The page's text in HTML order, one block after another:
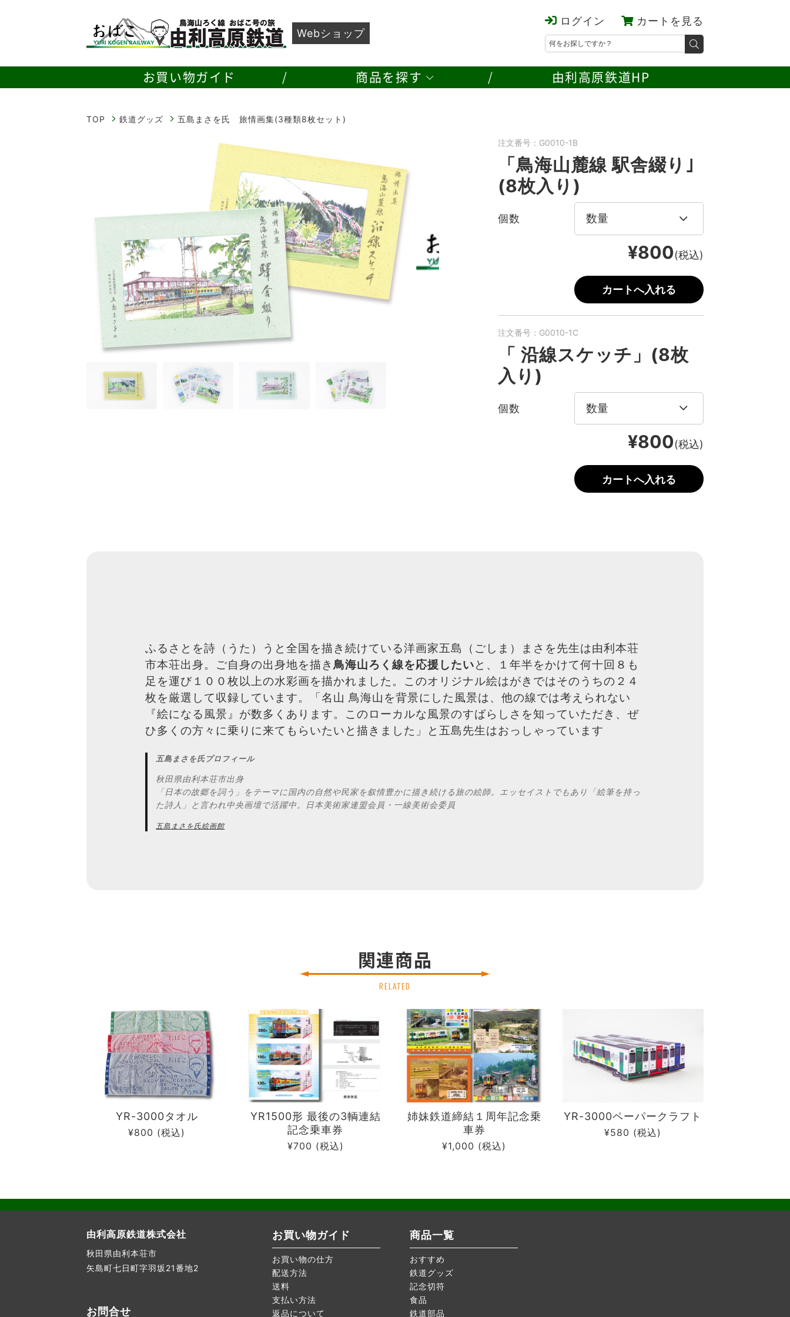
Webショップ
ログイン カートを見る
お買い物ガイド 商品を探す
カテゴリ別に探す
おすすめ
食品
額装写真 鉄道部品
由利高原鉄道HP
TOP 鉄道グッズ 五島まさを氏 旅情画集(3種類8枚セット)
注文番号：G0010-1B
「鳥海山麓線 駅舎綴り｣
(8枚入り)
個数
¥800(税込)
注文番号：G0010-1C
「 沿線スケッチ」(8枚
入り)
個数
¥800(税込)
ふるさとを詩（うた）うと全国を描き続けている洋画家五島（ごしま）まさを先生は由利本荘
市本荘出身。ご自身の出身地を描き 鳥海山ろく線を応援したいと、１年半をかけて何十回８も
足を運び１００枚以上の水彩画を描かれました。このオリジナル絵はがきではそのうちの２４
枚を厳選して収録しています。「名山 鳥海山を背景にした風景は、他の線では考えられない
『絵になる風景』が数多くあります。このローカルな風景のすばらしさを知っていただき、ぜ
ひ多くの方々に乗りに来てもらいたいと描きました」と五島先生はおっしゃっています
五島まさを氏プロフィール
秋田県由利本荘市出身
「日本の故郷を詞う」をテーマに国内の自然や民家を叙情豊かに描き続ける旅の絵師。エッセイストでもあり「絵筆を持っ
た詩人」と言われ中央画壇で活躍中。日本美術家連盟会員・一線美術会委員
五島まさを氏絵画館
関連商品
RELATED
YR-3000タオル
¥800 (税込)
YR1500形 最後の3輌連結
記念乗車券
¥700 (税込)
姉妹鉄道締結１周年記念乗
車券
¥1,000 (税込)
YR-3000ペーパークラフト
¥580 (税込)
由利高原鉄道株式会社
秋田県由利本荘市
矢島町七日町字羽坂21番地2
お問合せ
お買い物ガイド
お買い物の仕方
配送方法
送料
支払い方法
返品について
商品一覧
おすすめ
鉄道グッズ
記念切符
食品
鉄道部品